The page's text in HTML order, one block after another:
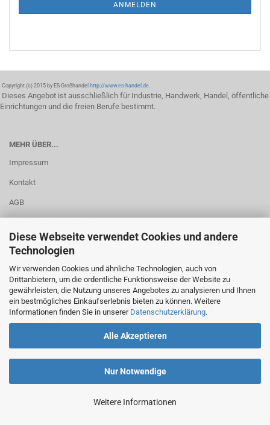
Diese Webseite verwendet Cookies und andere
Technologien
Wir verwenden Cookies und ähnliche Technologien, auch von
Drittanbietern, um die ordentliche Funktionsweise der Website zu
gewährleisten, die Nutzung unseres Angebotes zu analysieren und Ihnen
ein bestmögliches Einkaufserlebnis bieten zu können. Weitere
Informationen finden Sie in unserer Datenschutzerklärung.
Alle Akzeptieren
Nur Notwendige
Weitere Informationen
ANMELDEN
Copyright (c) 2015 by ES-Großhandel http://www.es-handel.de.
Dieses Angebot ist ausschließlich für Industrie, Handwerk, Handel, öffentliche
Einrichtungen und die freien Berufe bestimmt.
MEHR ÜBER...
Impressum
Kontakt
AGB
Datenschutzerklärung
Alle Preisangaben verstehen sich netto zzgl. 19% MwSt. zzgl.
Versandkosten.